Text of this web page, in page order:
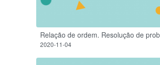
Relação de ordem. Resolução de
2020-11-04